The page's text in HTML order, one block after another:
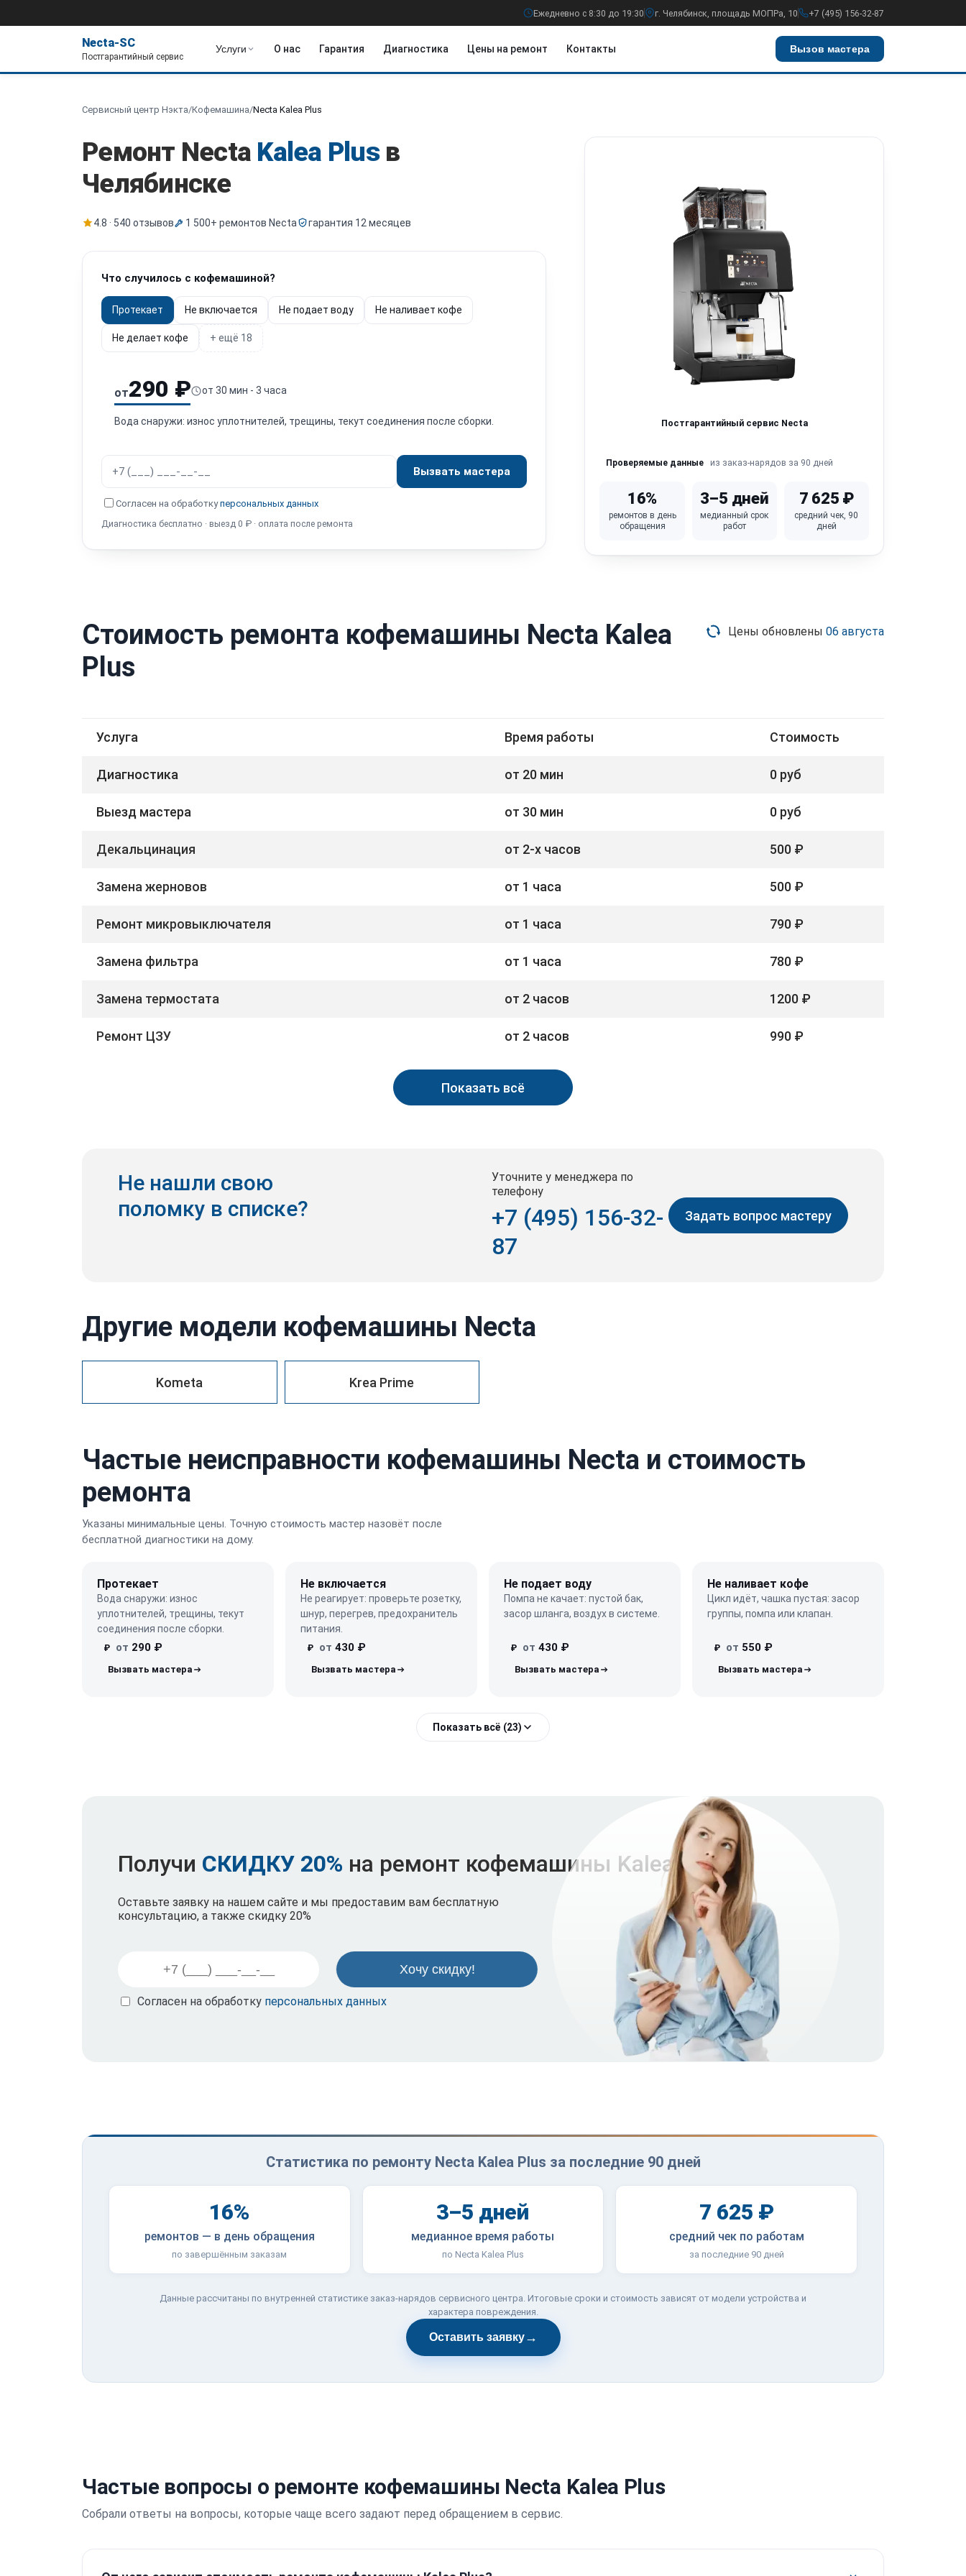
Ежедневно с 8:30 до 19:30 г. Челябинск, площадь МОПРа, 10 +7 (495) 156-32-87
Necta-SC
Постгарантийный сервис
Услуги О нас Гарантия Диагностика Цены на ремонт Контакты Вызов мастера
Сервисный центр Нэкта/Кофемашина/Necta Kalea Plus
Ремонт Necta Kalea Plusв
Челябинске
4.8 · 540 отзывов 1 500+ ремонтов Necta гарантия 12 месяцев
Что случилось с кофемашиной?
Протекает Не включается Не подает воду Не наливает кофе
Не делает кофе + ещё 18
от290 ₽ от 30 мин - 3 часа
Вода снаружи: износ уплотнителей, трещины, текут соединения после сборки.
Вызвать мастера
Согласен на обработкуперсональных данных
Диагностика бесплатно · выезд 0 ₽ · оплата после ремонта
Постгарантийный сервис Necta
Проверяемые данные из заказ-нарядов за 90 дней
16%
ремонтов в день
обращения
3–5 дней
медианный срок
работ
7 625 ₽
средний чек, 90
дней
Стоимость ремонта кофемашины Necta Kalea
Plus
Цены обновлены 06 августа
Услуга Время работы Стоимость
Диагностика от 20 мин 0 руб
Выезд мастера от 30 мин 0 руб
Декальцинация от 2-х часов 500 ₽
Замена жерновов от 1 часа 500 ₽
Ремонт микровыключателя от 1 часа 790 ₽
Замена фильтра от 1 часа 780 ₽
Замена термостата от 2 часов 1200 ₽
Ремонт ЦЗУ от 2 часов 990 ₽
Показать всё
Не нашли свою
поломку в списке?
Уточните у менеджера по
телефону
+7 (495) 156-32-
87
Задать вопрос мастеру
Другие модели кофемашины Necta
Kometa Krea Prime
Частые неисправности кофемашины Necta и стоимость
ремонта
Указаны минимальные цены. Точную стоимость мастер назовёт после
бесплатной диагностики на дому.
Протекает
Вода снаружи: износ
уплотнителей, трещины, текут
соединения после сборки.
₽ от 290 ₽
Не включается
Не реагирует: проверьте розетку,
шнур, перегрев, предохранитель
питания.
₽ от 430 ₽
Не подает воду
Помпа не качает: пустой бак,
засор шланга, воздух в системе.
₽ от 430 ₽
Не наливает кофе
Цикл идёт, чашка пустая: засор
группы, помпа или клапан.
₽ от 550 ₽
Показать всё (23)
Получи СКИДКУ 20% на ремонт кофемашины Kalea Plus
Оставьте заявку на нашем сайте и мы предоставим вам бесплатную
консультацию, а также скидку 20%
Согласен на обработку персональных данных
Статистика по ремонту Necta Kalea Plus за последние 90 дней
16%
ремонтов — в день обращения
по завершённым заказам
3–5 дней
медианное время работы
по Necta Kalea Plus
7 625 ₽
средний чек по работам
за последние 90 дней
Данные рассчитаны по внутренней статистике заказ-нарядов сервисного центра. Итоговые сроки и стоимость зависят от модели устройства и
характера повреждения.
Оставить заявку→
Частые вопросы о ремонте кофемашины Necta Kalea Plus
Собрали ответы на вопросы, которые чаще всего задают перед обращением в сервис.